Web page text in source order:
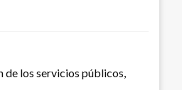
de los servicios públicos,